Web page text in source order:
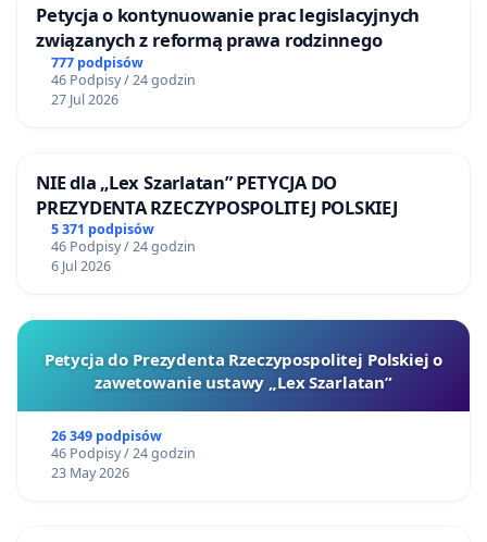
Petycja o kontynuowanie prac legislacyjnych
związanych z reformą prawa rodzinnego
777 podpisów
46 Podpisy / 24 godzin
27 Jul 2026
NIE dla „Lex Szarlatan” PETYCJA DO
PREZYDENTA RZECZYPOSPOLITEJ POLSKIEJ
5 371 podpisów
46 Podpisy / 24 godzin
6 Jul 2026
Petycja do Prezydenta Rzeczypospolitej Polskiej o
zawetowanie ustawy „Lex Szarlatan”
26 349 podpisów
46 Podpisy / 24 godzin
23 May 2026